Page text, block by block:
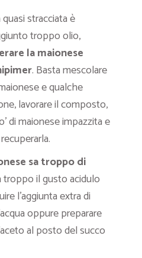
stracciata è
troppo olio,
la maionese
. Basta mescolare
e qualche
lavorare il composto,
di maionese impazzita e
sa troppo di
troppo il gusto acidulo
l’aggiunta extra di
oppure preparare
al posto del succo